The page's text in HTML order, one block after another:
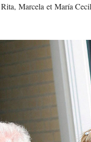
Marcela et María